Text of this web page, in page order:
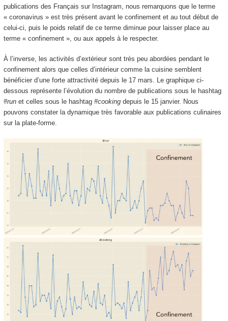
publications des Français sur Instagram, nous remarquons que le terme
« coronavirus » est très présent avant le confinement et au tout début de
celui-ci, puis le poids relatif de ce terme diminue pour laisser place au
terme « confinement », ou aux appels à le respecter.
À l’inverse, les activités d’extérieur sont très peu abordées pendant le
confinement alors que celles d’intérieur comme la cuisine semblent
bénéficier d’une forte attractivité depuis le 17 mars. Le graphique ci-
dessous représente l’évolution du nombre de publications sous le hashtag
#runet celles sous le hashtag #cookingdepuis le 15 janvier. Nous
pouvons constater la dynamique très favorable aux publications culinaires
sur la plate-forme.